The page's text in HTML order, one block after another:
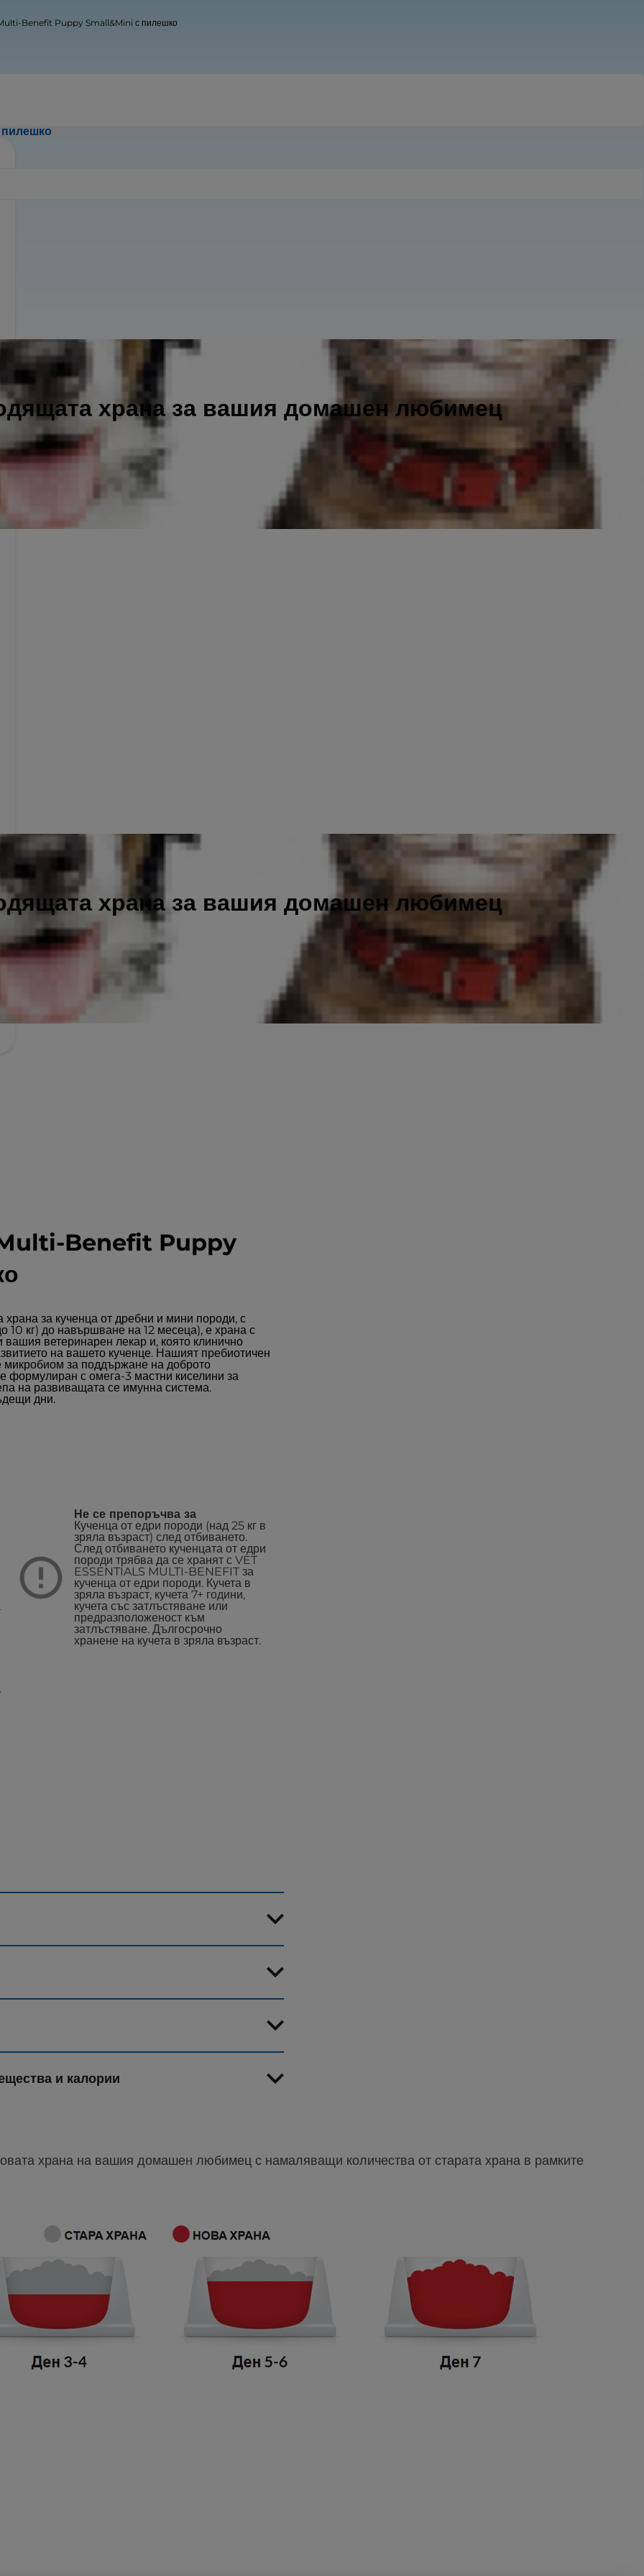
храна за вашия домашен любимец
храна за вашия домашен любимец
Benefit Puppy Small&Mini с пилешко
Benefit Puppy
за кученца от дребни и мини породи, с
10 кг) до навършване на 12 месеца), е храна с
ветеринарен лекар и, която клинично
на вашето кученце. Нашият пребиотичен
за поддържане на доброто
формулиран с омега-3 мастни киселини за
на развиващата се имунна система.
дни.
Не се препоръчва за
Кученца от едри породи (над 25 кг в
зряла възраст) след отбиването.
След отбиването кученцата от едри
породи трябва да се хранят с VET
ESSENTIALS MULTI-BENEFIT за
кученца от едри породи. Кучета в
зряла възраст, кучета 7+ години,
кучета със затлъстяване или
предразположеност към
затлъстяване. Дългосрочно
хранене на кучета в зряла възраст.
и калории
храна на вашия домашен любимец с намаляващи количества от старата храна в рамките